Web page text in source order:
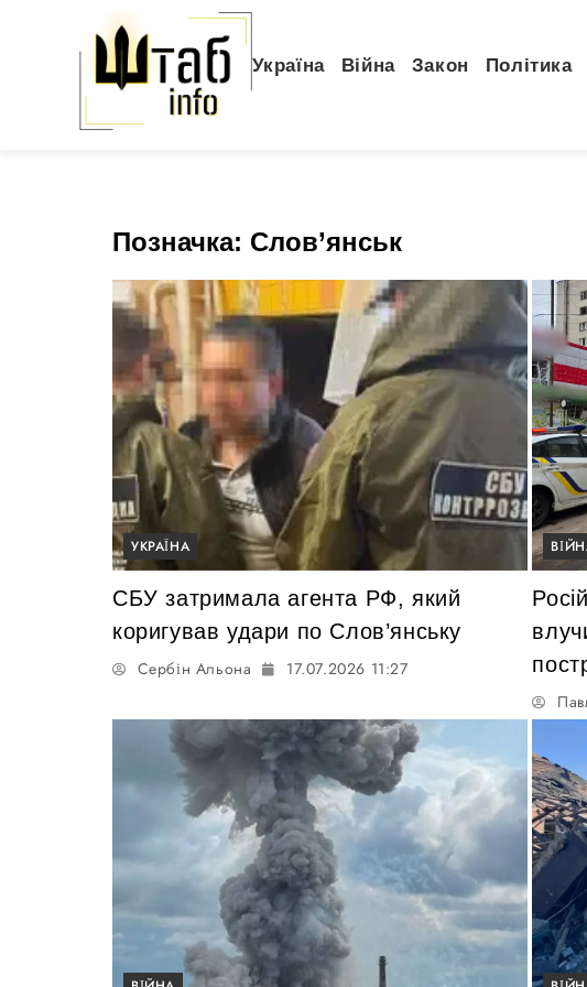
Україна Війна Закон Політика
Позначка: Слов’янськ
УКРАЇНА
СБУ затримала агента РФ, який
коригував удари по Слов’янську
Сербін Альона 17.07.2026 11:27